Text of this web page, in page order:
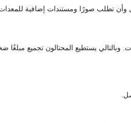
وأن تطلب صورًا ومستندات إضافية
يستطيع المحتالون تجميع مبلغًا